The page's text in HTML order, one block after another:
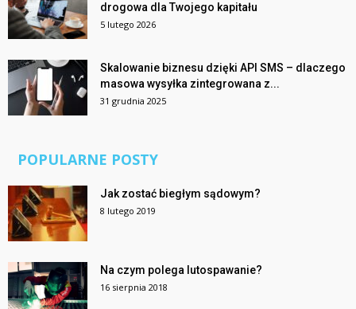
drogowa dla Twojego kapitału
5 lutego 2026
Skalowanie biznesu dzięki API SMS – dlaczego
masowa wysyłka zintegrowana z...
31 grudnia 2025
POPULARNE POSTY
Jak zostać biegłym sądowym?
8 lutego 2019
Na czym polega lutospawanie?
16 sierpnia 2018